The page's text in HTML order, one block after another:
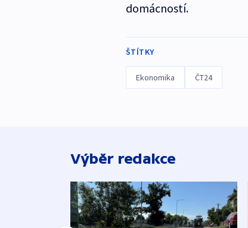
domácností.
ŠTÍTKY
Ekonomika ČT24
Výběr redakce